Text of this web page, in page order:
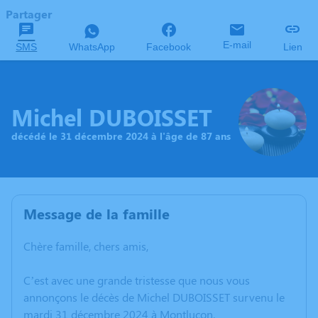
Partager
SMS WhatsApp Facebook E-mail Lien
Michel DUBOISSET
décédé le 31 décembre 2024 à l'âge de 87 ans
Message de la famille
Chère famille, chers amis,
C’est avec une grande tristesse que nous vous
annonçons le décès de Michel DUBOISSET survenu le
mardi 31 décembre 2024 à Montluçon.